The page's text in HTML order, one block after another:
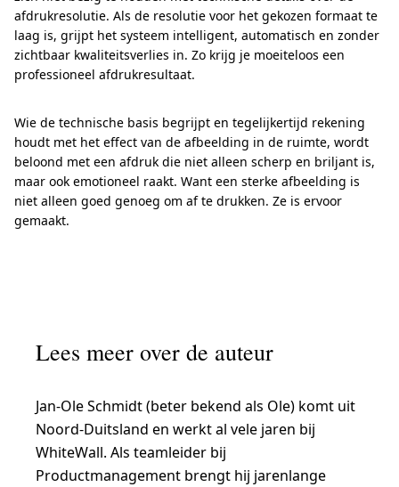
afdrukresolutie. Als de resolutie voor het gekozen formaat te
laag is, grijpt het systeem intelligent, automatisch en zonder
zichtbaar kwaliteitsverlies in. Zo krijg je moeiteloos een
professioneel afdrukresultaat.
Wie de technische basis begrijpt en tegelijkertijd rekening
houdt met het effect van de afbeelding in de ruimte, wordt
beloond met een afdruk die niet alleen scherp en briljant is,
maar ook emotioneel raakt. Want een sterke afbeelding is
niet alleen goed genoeg om af te drukken. Ze is ervoor
gemaakt.
Lees meer over de auteur
Jan-Ole Schmidt (beter bekend als Ole) komt uit
Noord-Duitsland en werkt al vele jaren bij
WhiteWall. Als teamleider bij
Productmanagement brengt hij jarenlange